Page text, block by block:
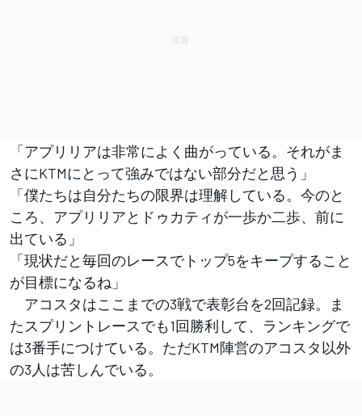
「アプリリアは非常によく曲がっている。それがま
さにKTMにとって強みではない部分だと思う」
「僕たちは自分たちの限界は理解している。今のと
ころ、アプリリアとドゥカティが一歩か二歩、前に
出ている」
「現状だと毎回のレースでトップ5をキープすること
が目標になるね」
アコスタはここまでの3戦で表彰台を2回記録。ま
たスプリントレースでも1回勝利して、ランキングで
は3番手につけている。ただKTM陣営のアコスタ以外
の3人は苦しんでいる。